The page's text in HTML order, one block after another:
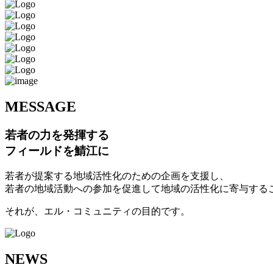
MESSAGE
若者の力を発揮する
フィールドを鯖江に
若者が提案する地域活性化のための企画を支援し、
若者の地域活動への参加を促進して地域の活性化に寄与する
それが、エル・コミュニティの目的です。
NEWS